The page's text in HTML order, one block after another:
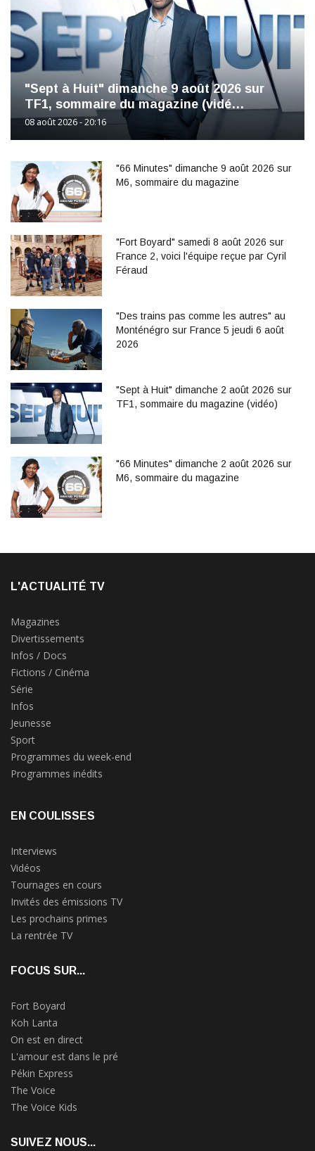
"Sept à Huit" dimanche 9 août 2026 sur
TF1, sommaire du magazine (vidé…
08 août 2026 - 20:16
"66 Minutes" dimanche 9 août 2026 sur
M6, sommaire du magazine
"Fort Boyard" samedi 8 août 2026 sur
France 2, voici l'équipe reçue par Cyril
Féraud
"Des trains pas comme les autres" au
Monténégro sur France 5 jeudi 6 août
2026
"Sept à Huit" dimanche 2 août 2026 sur
TF1, sommaire du magazine (vidéo)
"66 Minutes" dimanche 2 août 2026 sur
M6, sommaire du magazine
L'ACTUALITÉ TV
Magazines
Divertissements
Infos / Docs
Fictions / Cinéma
Série
Infos
Jeunesse
Sport
Programmes du week-end
Programmes inédits
EN COULISSES
Interviews
Vidéos
Tournages en cours
Invités des émissions TV
Les prochains primes
La rentrée TV
FOCUS SUR...
Fort Boyard
Koh Lanta
On est en direct
L'amour est dans le pré
Pékin Express
The Voice
The Voice Kids
SUIVEZ NOUS...